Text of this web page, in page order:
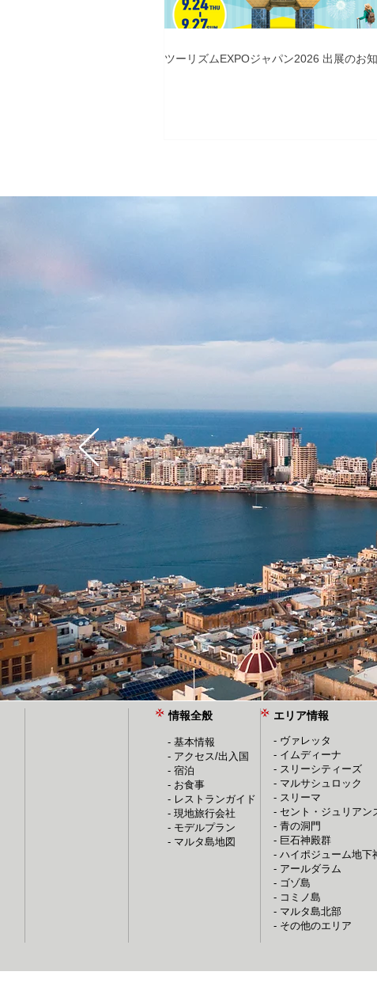
ツーリズムEXPOジャパン2026 出展のお
情報全般
- 基本情報
- アクセス/出入国
- 宿泊
- お食事
- レストランガイド
- 現地旅行会社
- モデルプラン
​- マルタ島地図
エリア情報
- ヴァレッタ
- イムディーナ
- スリーシティーズ
- マルサシュロック
- スリーマ
- セント・ジュリアン
- 青の洞門
- 巨石神殿群
- ハイポジューム地下
- アールダラム
- ゴゾ島
- コミノ島
- マルタ島北部
- その他のエリア